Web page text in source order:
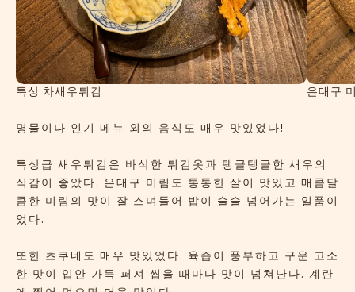
특상 차새우튀김 은대구
명물이나 인기 메뉴 외의 음식도 매우 맛있었다!
특상급 새우튀김은 바삭한 튀김옷과 탱글탱글한 새우의
식감이 좋았다. 은대구 미림도 통통한 살이 맛있고 매콤달
콤한 미림의 맛이 잘 스며들어 밥이 술술 넘어가는 일품이
었다.
또한 츠쿠네도 매우 맛있었다. 육즙이 풍부하고 구운 고소
한 맛이 입안 가득 퍼져 씹을 때마다 맛이 넘쳐난다. 계란